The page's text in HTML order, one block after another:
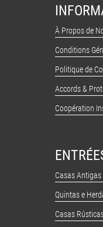
À Propos de
Conditions
Politique de
Accords &
Coopération
Casas Antigas
Quintas e
Casas